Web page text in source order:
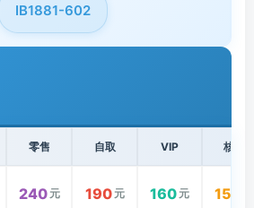
IB1881-602
零售 自取 VIP 核心
240 元 190 元 160 元 150